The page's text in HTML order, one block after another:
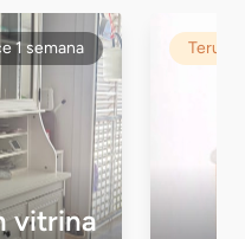
1 semana
vitrina
Teruel